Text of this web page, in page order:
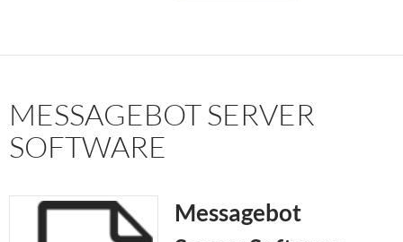
MESSAGEBOT SERVER
SOFTWARE
Messagebot